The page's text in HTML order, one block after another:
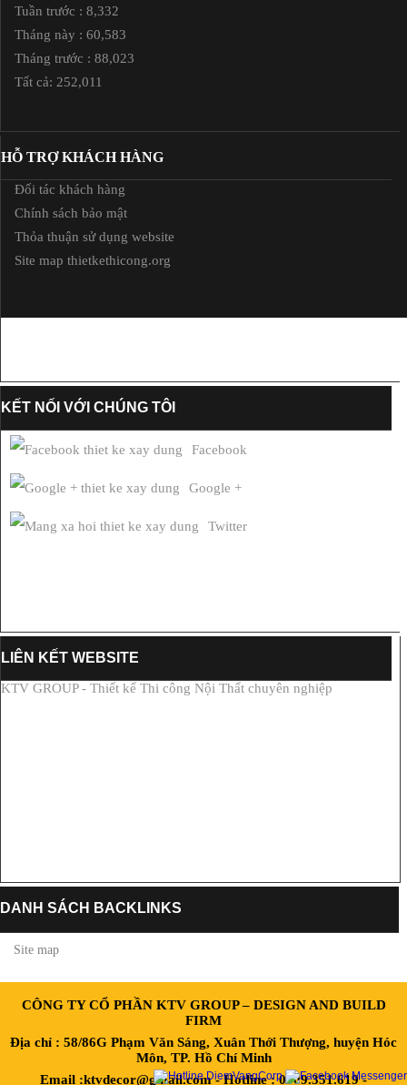
Tuần trước : 8,332
Tháng này : 60,583
Tháng trước : 88,023
Tất cả: 252,011
HỖ TRỢ KHÁCH HÀNG
Đối tác khách hàng
Chính sách bảo mật
Thỏa thuận sử dụng website
Site map thietkethicong.org
KẾT NỐI VỚI CHÚNG TÔI
Facebook
Google +
Twitter
LIÊN KẾT WEBSITE
KTV GROUP - Thiết kế Thi công Nội Thất chuyên nghiệp
DANH SÁCH BACKLINKS
Site map
CÔNG TY CỔ PHẦN KTV GROUP – DESIGN AND BUILD
FIRM
Địa chỉ : 58/86G Phạm Văn Sáng, Xuân Thới Thượng, huyện Hóc
Môn, TP. Hồ Chí Minh
Email :ktvdecor@gmail.com - Hotline : 0909.351.619 -